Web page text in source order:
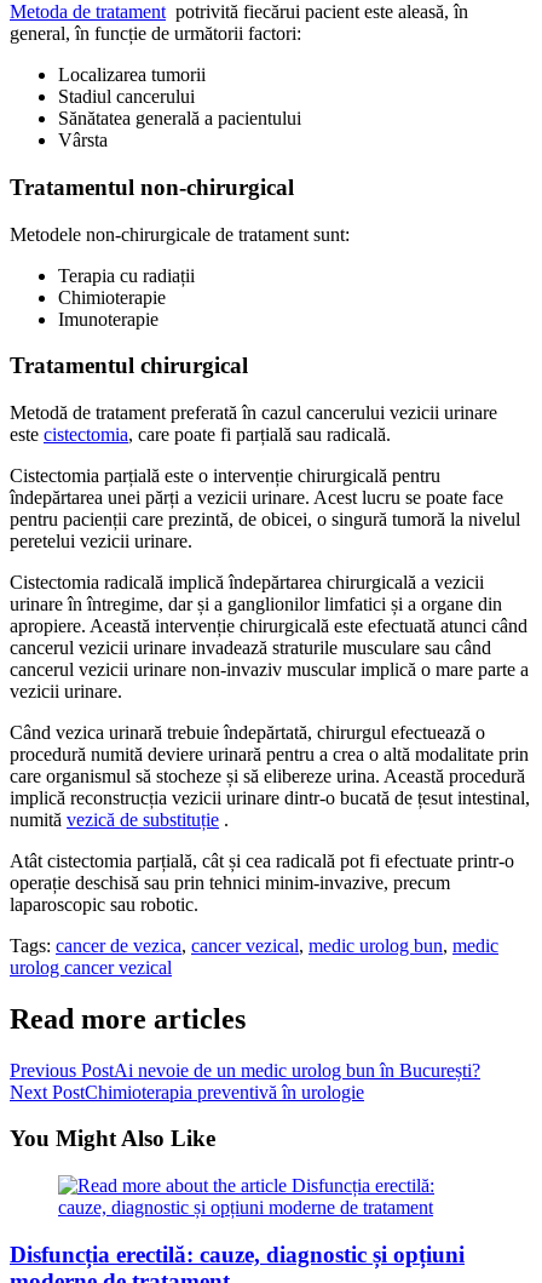
Metoda de tratament potrivită fiecărui pacient este aleasă, în
general, în funcție de următorii factori:
Localizarea tumorii
Stadiul cancerului
Sănătatea generală a pacientului
Vârsta
Tratamentul non-chirurgical
Metodele non-chirurgicale de tratament sunt:
Terapia cu radiații
Chimioterapie
Imunoterapie
Tratamentul chirurgical
Metodă de tratament preferată în cazul cancerului vezicii urinare
este cistectomia, care poate fi parțială sau radicală.
Cistectomia parțială este o intervenție chirurgicală pentru
îndepărtarea unei părți a vezicii urinare. Acest lucru se poate face
pentru pacienții care prezintă, de obicei, o singură tumoră la nivelul
peretelui vezicii urinare.
Cistectomia radicală implică îndepărtarea chirurgicală a vezicii
urinare în întregime, dar și a ganglionilor limfatici și a organe din
apropiere. Această intervenție chirurgicală este efectuată atunci când
cancerul vezicii urinare invadează straturile musculare sau când
cancerul vezicii urinare non-invaziv muscular implică o mare parte a
vezicii urinare.
Când vezica urinară trebuie îndepărtată, chirurgul efectuează o
procedură numită deviere urinară pentru a crea o altă modalitate prin
care organismul să stocheze și să elibereze urina. Această procedură
implică reconstrucția vezicii urinare dintr-o bucată de țesut intestinal,
numită vezică de substituție .
Atât cistectomia parțială, cât și cea radicală pot fi efectuate printr-o
operație deschisă sau prin tehnici minim-invazive, precum
laparoscopic sau robotic.
Tags: cancer de vezica, cancer vezical, medic urolog bun, medic
urolog cancer vezical
Read more articles
Previous PostAi nevoie de un medic urolog bun în București?
Next PostChimioterapia preventivă în urologie
You Might Also Like
Disfuncția erectilă: cauze, diagnostic și opțiuni